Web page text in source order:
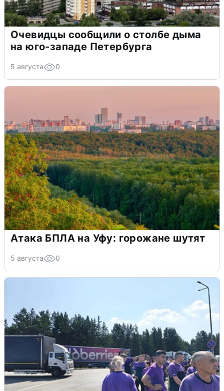
Очевидцы сообщили о столбе дыма
на юго-западе Петербурга
5 августа 0
Атака БПЛА на Уфу: горожане шутят
5 августа 0